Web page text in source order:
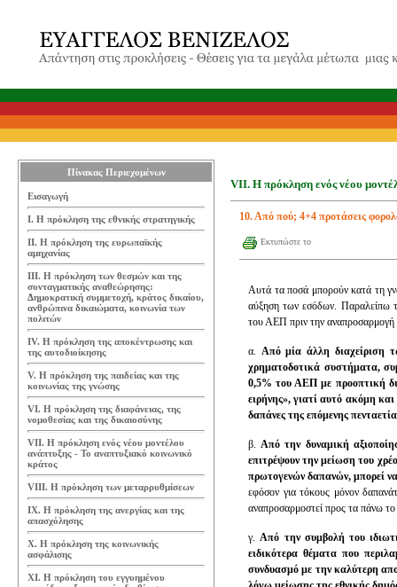
Πίνακας Περιεχομένων
Εισαγωγή
Ι. Η πρόκληση της εθνικής στρατηγικής
ΙΙ. Η πρόκληση της ευρωπαϊκής
αμηχανίας
ΙΙΙ. Η πρόκληση των θεσμών και της
συνταγματικής αναθεώρησης:
Δημοκρατική συμμετοχή, κράτος δικαίου,
ανθρώπινα δικαιώματα, κοινωνία των
πολιτών
IV. Η πρόκληση της αποκέντρωσης και
της αυτοδιοίκησης
V. Η πρόκληση της παιδείας και της
κοινωνίας της γνώσης
VI. Η πρόκληση της διαφάνειας, της
νομοθεσίας και της δικαιοσύνης
VII. Η πρόκληση ενός νέου μοντέλου
ανάπτυξης - Το αναπτυξιακό κοινωνικό
κράτος
VIII. Η πρόκληση των μεταρρυθμίσεων
IX. Η πρόκληση της ανεργίας και της
απασχόλησης
Χ. Η πρόκληση της κοινωνικής
ασφάλισης
ΧΙ. Η πρόκληση του εγγυημένου
VII. Η πρόκληση ενός νέου
10. Από πού; 4+4 προτάσεις
Εκτυπώστε το
Αυτά τα ποσά μπορούν κατά τη
αύξηση των εσόδων. Παραλείπω
του ΑΕΠ πριν την αναπροσαρμογή
α. Από μία άλλη διαχείριση
χρηματοδοτικά συστήματα,
0,5% του ΑΕΠ με προοπτική
ειρήνης», γιατί αυτό ακόμη
δαπάνες της επόμενης
β.Από την δυναμική
επιτρέψουν την μείωση του
πρωτογενών δαπανών, μπορεί
εφόσον για τόκους μόνον
αναπροσαρμοστεί προς τα πάνω
γ.Από την συμβολή του
ειδικότερα θέματα που
συνδυασμό με την καλύτερη